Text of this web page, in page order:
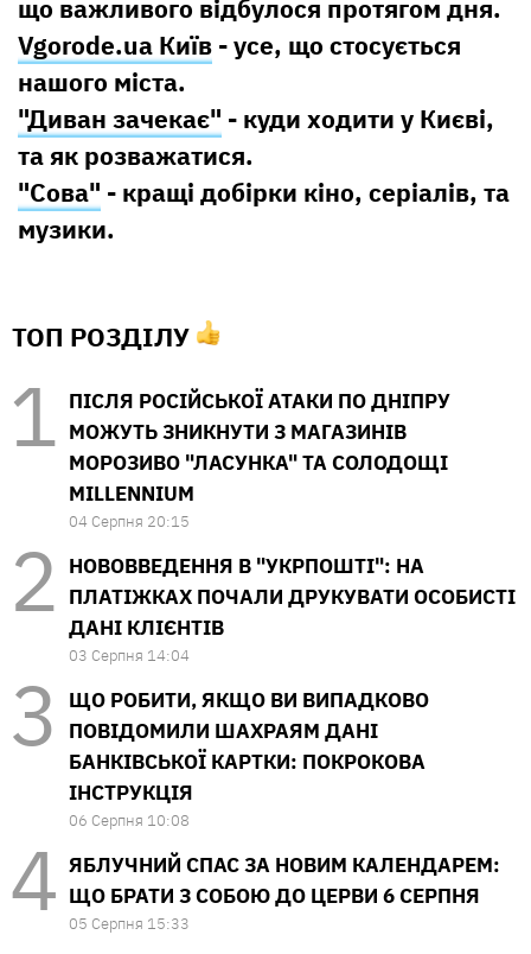
що важливого відбулося протягом дня.
Vgorode.ua Київ - усе, що стосується
нашого міста.
"Диван зачекає" - куди ходити у Києві,
та як розважатися.
"Сова" - кращі добірки кіно, серіалів, та
музики.
ТОП РОЗДІЛУ
ПІСЛЯ РОСІЙСЬКОЇ АТАКИ ПО ДНІПРУ
МОЖУТЬ ЗНИКНУТИ З МАГАЗИНІВ
МОРОЗИВО "ЛАСУНКА" ТА СОЛОДОЩІ
MILLENNIUM
04 Серпня 20:15
НОВОВВЕДЕННЯ В "УКРПОШТІ": НА
ПЛАТІЖКАХ ПОЧАЛИ ДРУКУВАТИ ОСОБИСТІ
ДАНІ КЛІЄНТІВ
03 Серпня 14:04
ЩО РОБИТИ, ЯКЩО ВИ ВИПАДКОВО
ПОВІДОМИЛИ ШАХРАЯМ ДАНІ
БАНКІВСЬКОЇ КАРТКИ: ПОКРОКОВА
ІНСТРУКЦІЯ
06 Серпня 10:08
ЯБЛУЧНИЙ СПАС ЗА НОВИМ КАЛЕНДАРЕМ:
ЩО БРАТИ З СОБОЮ ДО ЦЕРВИ 6 СЕРПНЯ
05 Серпня 15:33